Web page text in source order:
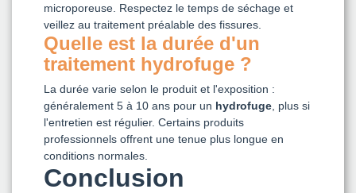
microporeuse. Respectez le temps de séchage et
veillez au traitement préalable des fissures.
Quelle est la durée d'un
traitement hydrofuge ?
La durée varie selon le produit et l'exposition :
généralement 5 à 10 ans pour un hydrofuge , plus si
l'entretien est régulier. Certains produits
professionnels offrent une tenue plus longue en
conditions normales.
Conclusion